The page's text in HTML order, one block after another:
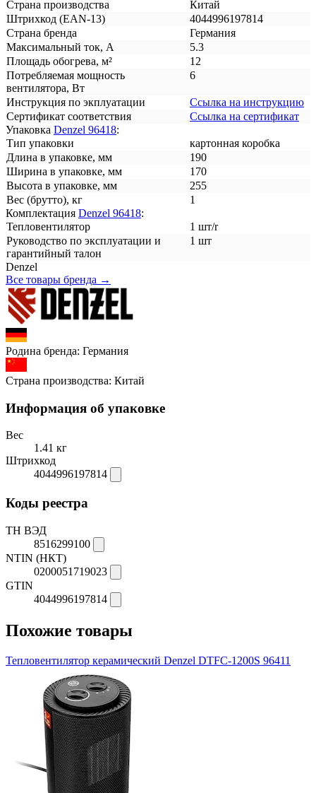
Страна производства
Китай
Штрихкод (EAN-13)
4044996197814
Страна бренда
Германия
Максимальный ток, А
5.3
Площадь обогрева, м²
12
Потребляемая мощность
вентилятора, Вт
6
Инструкция по экплуатации
Ссылка на инструкцию
Сертификат соответствия
Ссылка на сертификат
Упаковка Denzel 96418:
Тип упаковки
картонная коробка
Длина в упаковке, мм
190
Ширина в упаковке, мм
170
Высота в упаковке, мм
255
Вес (брутто), кг
1
Комплектация Denzel 96418:
Тепловентилятор
1 шт/r
Руководство по эксплуатации и
гарантийный талон
1 шт
Denzel
Все товары бренда →
Родина бренда: Германия
Страна производства: Китай
Информация об упаковке
Вес
1.41 кг
Штрихкод
4044996197814
Коды реестра
ТН ВЭД
8516299100
NTIN (НКТ)
0200051719023
GTIN
4044996197814
Похожие товары
Тепловентилятор керамический Denzel DTFC-1200S 96411